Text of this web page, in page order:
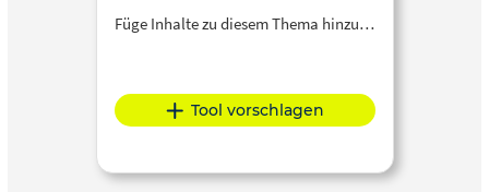
Füge Inhalte zu diesem Thema hinzu…
Tool vorschlagen